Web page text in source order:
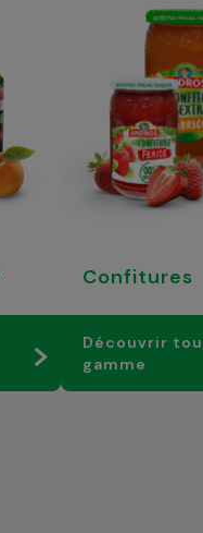
Confitures
Découvrir
gamme